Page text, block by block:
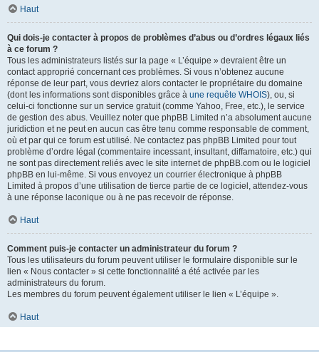
Haut
Qui dois-je contacter à propos de problèmes d’abus ou d’ordres légaux liés
à ce forum ?
Tous les administrateurs listés sur la page « L’équipe » devraient être un
contact approprié concernant ces problèmes. Si vous n’obtenez aucune
réponse de leur part, vous devriez alors contacter le propriétaire du domaine
(dont les informations sont disponibles grâce à une requête WHOIS), ou, si
celui-ci fonctionne sur un service gratuit (comme Yahoo, Free, etc.), le service
de gestion des abus. Veuillez noter que phpBB Limited n’a absolument aucune
juridiction et ne peut en aucun cas être tenu comme responsable de comment,
où et par qui ce forum est utilisé. Ne contactez pas phpBB Limited pour tout
problème d’ordre légal (commentaire incessant, insultant, diffamatoire, etc.) qui
ne sont pas directement reliés avec le site internet de phpBB.com ou le logiciel
phpBB en lui-même. Si vous envoyez un courrier électronique à phpBB
Limited à propos d’une utilisation de tierce partie de ce logiciel, attendez-vous
à une réponse laconique ou à ne pas recevoir de réponse.
Haut
Comment puis-je contacter un administrateur du forum ?
Tous les utilisateurs du forum peuvent utiliser le formulaire disponible sur le
lien « Nous contacter » si cette fonctionnalité a été activée par les
administrateurs du forum.
Les membres du forum peuvent également utiliser le lien « L’équipe ».
Haut